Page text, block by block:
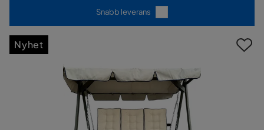
Snabb leverans
Nyhet